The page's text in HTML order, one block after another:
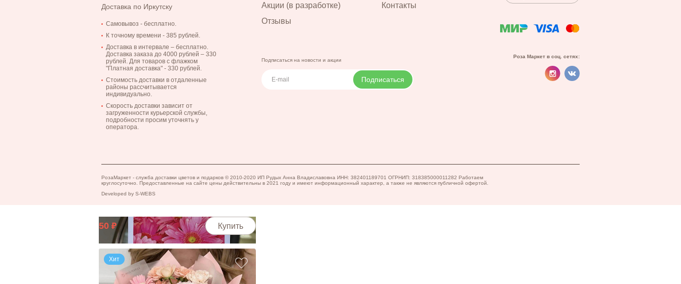
9 405 12 710
Открытка "Для тебя!"
50 Купить
Хит
Доставка по Иркутску
Самовывоз - бесплатно.
К точному времени - 385 рублей.
Доставка в интервале – бесплатно.
Доставка заказа до 4000 рублей – 330
рублей. Для товаров с флажком
"Платная доставка" - 330 рублей.
Стоимость доставки в отдаленные
районы рассчитывается
индивидуально.
Скорость доставки зависит от
загруженности курьерской службы,
подробности просим уточнять у
оператора.
Акции (в разработке)
Контакты
Отзывы
Подписаться на новости и акции
Подписаться
Роза Маркет в соц. сетях:
РозаМаркет - служба доставки цветов и подарков © 2010-2020 ИП Рудых Анна Владиславовна ИНН: 382401189701 ОГРНИП: 318385000011282 Работаем
круглосуточно. Предоставленные на сайте цены действительны в 2021 году и имеют информационный характер, а также не являются публичной офертой.
Developed by S-WEBS